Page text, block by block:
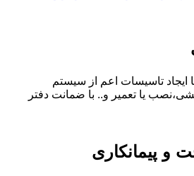
ایجاد تاسیسات اعم از سیستم
یا تعمیر و.. با ضمانت دفتر
و پیمانکاری